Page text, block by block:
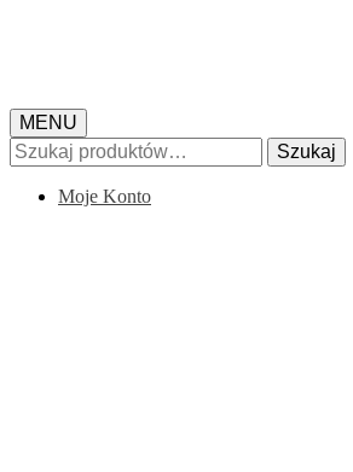
MENU
Szukaj:
Szukaj
Moje Konto